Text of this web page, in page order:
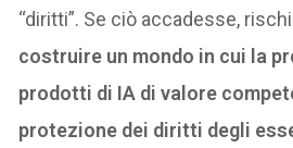
“diritti”. Se ciò accadesse,
costruire un mondo in cui la
prodotti di IA di valore
protezione dei diritti degli